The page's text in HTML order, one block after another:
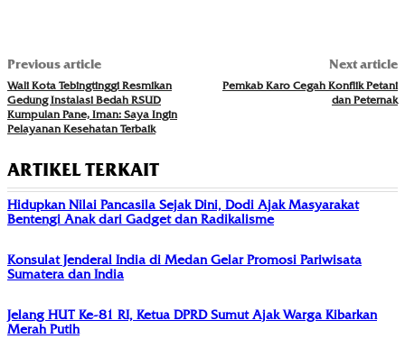
Previous article
Wali Kota Tebingtinggi Resmikan
Gedung Instalasi Bedah RSUD
Kumpulan Pane, Iman: Saya Ingin
Pelayanan Kesehatan Terbaik
Next article
Pemkab Karo Cegah Konflik Petani
dan Peternak
ARTIKEL TERKAIT
Hidupkan Nilai Pancasila Sejak Dini, Dodi Ajak Masyarakat
Bentengi Anak dari Gadget dan Radikalisme
Konsulat Jenderal India di Medan Gelar Promosi Pariwisata
Sumatera dan India
Jelang HUT Ke-81 RI, Ketua DPRD Sumut Ajak Warga Kibarkan
Merah Putih